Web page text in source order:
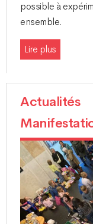
possible à
ensemble.
Lire plus
Actualités